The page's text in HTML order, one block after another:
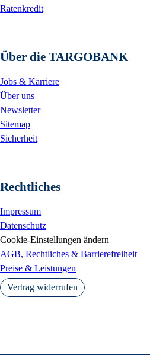
Ratenkredit
Über die TARGOBANK
Jobs & Karriere
Über uns
Newsletter
Sitemap
Sicherheit
Rechtliches
Impressum
Datenschutz
Cookie-Einstellungen ändern
AGB, Rechtliches & Barrierefreiheit
Preise & Leistungen
Vertrag widerrufen